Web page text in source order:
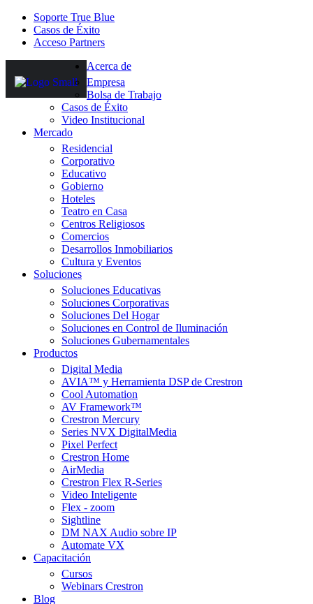
Soporte True Blue
Casos de Éxito
Acceso Partners
Acerca de
Empresa
Bolsa de Trabajo
Casos de Éxito
Video Institucional
Mercado
Residencial
Corporativo
Educativo
Gobierno
Hoteles
Teatro en Casa
Centros Religiosos
Comercios
Desarrollos Inmobiliarios
Cultura y Eventos
Soluciones
Soluciones Educativas
Soluciones Corporativas
Soluciones Del Hogar
Soluciones en Control de Iluminación
Soluciones Gubernamentales
Productos
Digital Media
AVIA™ y Herramienta DSP de Crestron
Cool Automation
AV Framework™
Crestron Mercury
Series NVX DigitalMedia
Pixel Perfect
Crestron Home
AirMedia
Crestron Flex R-Series
Video Inteligente
Flex - zoom
Sightline
DM NAX Audio sobre IP
Automate VX
Capacitación
Cursos
Webinars Crestron
Blog